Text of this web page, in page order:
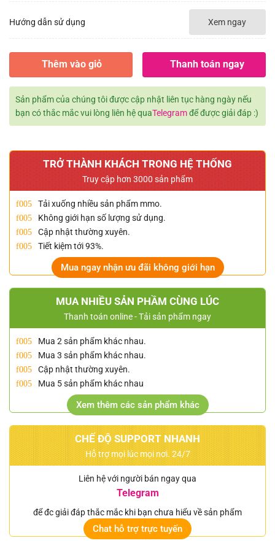
Hướng dẫn sử dụng Xem ngay
Thêm vào giỏ Thanh toán ngay
Sản phẩm của chúng tôi được cập nhật liên tục hàng ngày nếu
bạn có thắc mắc vui lòng liên hệ quaTelegramđể được giải đáp :)
TRỞ THÀNH KHÁCH TRONG HỆ THỐNG
Truy cập hơn 3000 sản phẩm
Tải xuống nhiều sản phẩm mmo.
Không giới hạn số lượng sử dụng.
Cập nhật thường xuyên.
Tiết kiệm tới 93%.
Mua ngay nhận ưu đãi không giới hạn
MUA NHIỀU SẢN PHẦM CÙNG LÚC
Thanh toán online - Tải sản phẩm ngay
Mua 2 sản phẩm khác nhau.
Mua 3 sản phẩm khác nhau.
Cập nhật thường xuyên.
Mua 5 sản phẩm khác nhau
Xem thêm các sản phẩm khác
CHẾ ĐỘ SUPPORT NHANH
Hỗ trợ mọi lúc mọi nơi. 24/7
Liên hệ với người bán ngay qua
Telegram
để đc giải đáp thắc mắc khi bạn chưa hiểu về sản phẩm
Chat hỗ trợ trực tuyến